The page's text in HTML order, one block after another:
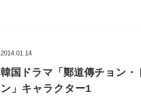
2014.01.14
韓国ドラマ「鄭道傳チョン・
ン」キャラクター1